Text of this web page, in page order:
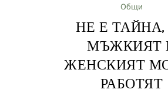
Общи
НЕ Е ТАЙНА,
МЪЖКИЯТ
ЖЕНСКИЯТ
РАБОТЯТ